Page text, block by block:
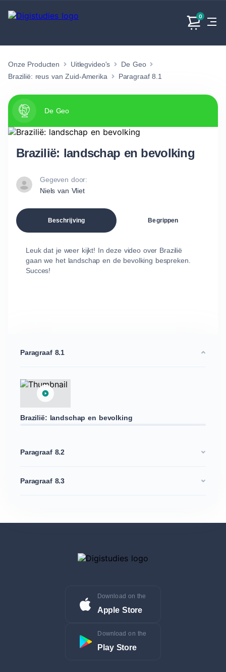
0
Exacte
vakken
vakken.
Taalvakken
vakken.
Maatschappijvakken
Geen vakken.
Onze Producten Uitlegvideo's
De Geo
Brazilië: reus van Zuid-Amerika
Paragraaf 8.1
De Geo
Brazilië: landschap en bevolking
Gegeven door:
Niels van Vliet
Beschrijving Begrippen
Leuk dat je weer kijkt! In deze video over Brazilië
gaan we het landschap en de bevolking bespreken.
Succes!
Paragraaf 8.1
Brazilië: landschap en bevolking
Paragraaf 8.2
Paragraaf 8.3
Download on the
Apple Store
Download on the
Play Store